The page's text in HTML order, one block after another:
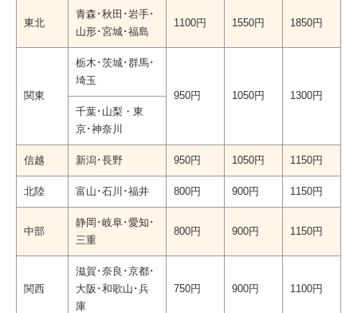
東北
青森･秋田･岩手･
山形･宮城･福島
1100円 1550円 1850円
関東
栃木･茨城･群馬･
埼玉
950円
1050円
1300円
千葉･山梨・東
京･神奈川
信越 新潟･長野 950円 1050円 1150円
北陸 富山･石川･福井 800円 900円 1150円
中部
静岡･岐阜･愛知･
三重
800円 900円 1150円
関西
滋賀･奈良･京都･
大阪･和歌山･兵
庫
750円 900円 1100円